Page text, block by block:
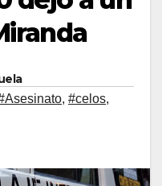
, #celos,